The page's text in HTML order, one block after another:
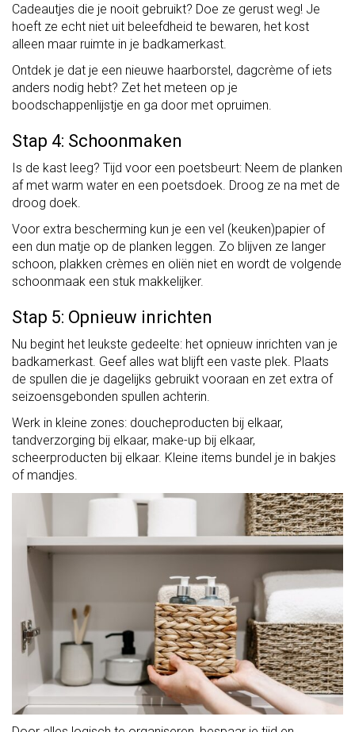
Cadeautjes die je nooit gebruikt? Doe ze gerust weg! Je
hoeft ze echt niet uit beleefdheid te bewaren, het kost
alleen maar ruimte in je badkamerkast.
Ontdek je dat je een nieuwe haarborstel, dagcrème of iets
anders nodig hebt? Zet het meteen op je
boodschappenlijstje en ga door met opruimen.
Stap 4: Schoonmaken
Is de kast leeg? Tijd voor een poetsbeurt: Neem de planken
af met warm water en een poetsdoek. Droog ze na met de
droog doek.
Voor extra bescherming kun je een vel (keuken)papier of
een dun matje op de planken leggen. Zo blijven ze langer
schoon, plakken crèmes en oliën niet en wordt de volgende
schoonmaak een stuk makkelijker.
Stap 5: Opnieuw inrichten
Nu begint het leukste gedeelte: het opnieuw inrichten van je
badkamerkast. Geef alles wat blijft een vaste plek. Plaats
de spullen die je dagelijks gebruikt vooraan en zet extra of
seizoensgebonden spullen achterin.
Werk in kleine zones: doucheproducten bij elkaar,
tandverzorging bij elkaar, make-up bij elkaar,
scheerproducten bij elkaar. Kleine items bundel je in bakjes
of mandjes.